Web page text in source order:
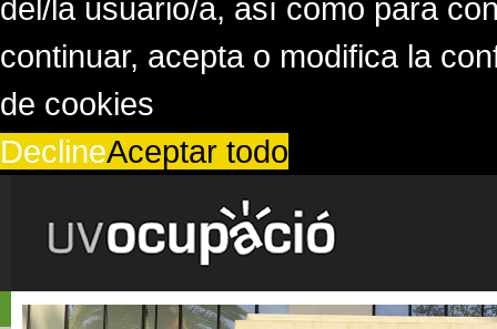
del/la usuario/a, así como para
continuar, acepta o modifica la
de cookies
DeclineAceptar todo